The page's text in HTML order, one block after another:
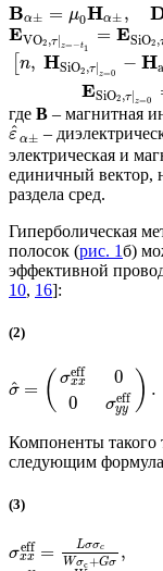
Bα± = μ0Hα± ,
EVO2 ,τ|z= −t1
= ESiO2 ,
n, HSiO2 ,τ z=0 − H
ESiO2 ,τ|z=0
где B – магнитная
ε
^α± –
электрическая и
единичный вектор,
раздела сред.
Гиперболическая
полосок (рис. 1б)
эффективной
10, 16]:
(2)
σ
^ = ( σeff
xx
0
0
σeff
yy ) .
Компоненты такого
следующим
(3)
σeff
xx = Lσσc
Wσc+Gσ ,